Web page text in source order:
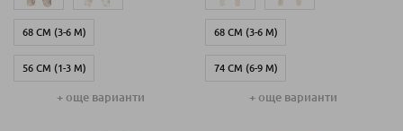
68 СМ (3-6 М)
56 СМ (1-3 М)
+ още варианти
68 СМ (3-6 М)
74 СМ (6-9 М)
80 СМ (9-12 М)
+ още варианти